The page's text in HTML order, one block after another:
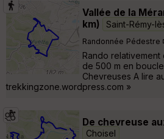
Vallée de la
km)
Saint-Rémy-
Randonnée Pédestre
Rando
de 500 m en
Chevreuses A lire
trekkingzone.wordpress.com »
De chevreuse
Choisel